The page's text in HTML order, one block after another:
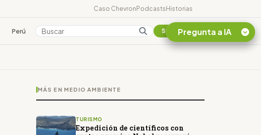
Caso ChevronPodcastsHistorias
Perú Colombia Suscribirse
MÁS EN MEDIO AMBIENTE
TURISMO
Expedición de científicos con
Pregunta a IA